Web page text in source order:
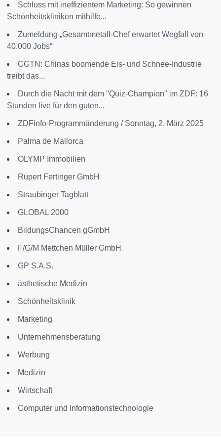
Schluss mit ineffizientem Marketing: So gewinnen
Schönheitskliniken mithilfe...
Zumeldung „Gesamtmetall-Chef erwartet Wegfall von
40.000 Jobs“
CGTN: Chinas boomende Eis- und Schnee-Industrie
treibt das...
Durch die Nacht mit dem "Quiz-Champion" im ZDF: 16
Stunden live für den guten...
ZDFinfo-Programmänderung / Sonntag, 2. März 2025
Palma de Mallorca
OLYMP Immobilien
Rupert Fertinger GmbH
Straubinger Tagblatt
GLOBAL 2000
BildungsChancen gGmbH
F/G/M Mettchen Müller GmbH
GP S.A.S.
ästhetische Medizin
Schönheitsklinik
Marketing
Unternehmensberatung
Werbung
Medizin
Wirtschaft
Computer und Informationstechnologie